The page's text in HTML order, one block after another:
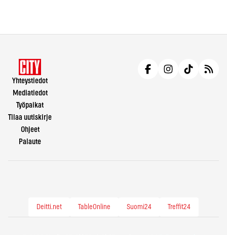
Yhteystiedot
Mediatiedot
Työpaikat
Tilaa uutiskirje
Ohjeet
Palaute
Deitti.net TableOnline Suomi24 Treffit24